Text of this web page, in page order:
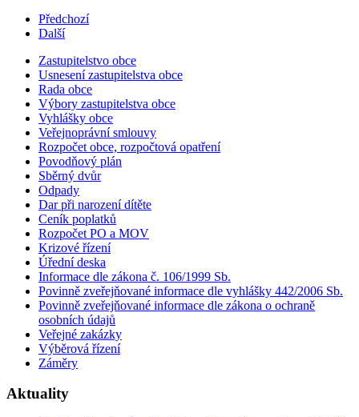
Předchozí
Další
Zastupitelstvo obce
Usnesení zastupitelstva obce
Rada obce
Výbory zastupitelstva obce
Vyhlášky obce
Veřejnoprávní smlouvy
Rozpočet obce, rozpočtová opatření
Povodňový plán
Sběrný dvůr
Odpady
Dar při narození dítěte
Ceník poplatků
Rozpočet PO a MOV
Krizové řízení
Úřední deska
Informace dle zákona č. 106/1999 Sb.
Povinně zveřejňované informace dle vyhlášky 442/2006 Sb.
Povinně zveřejňované informace dle zákona o ochraně
osobních údajů
Veřejné zakázky
Výběrová řízení
Záměry
Aktuality